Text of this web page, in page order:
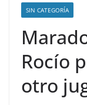
SIN CATEGORÍA
Rocío
otro